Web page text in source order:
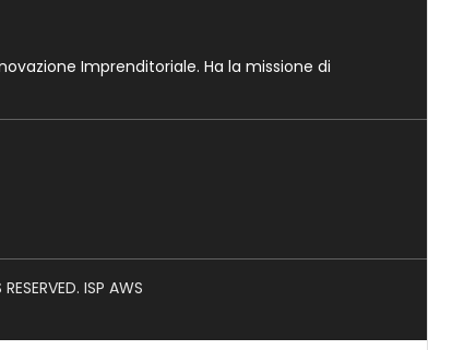
Imprenditoriale. Ha la missione di
ISP AWS